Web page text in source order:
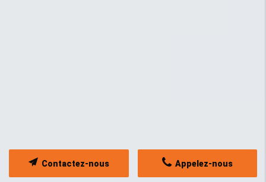
Appelez-nous
Contactez-nous